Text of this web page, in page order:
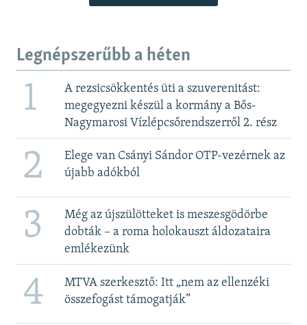
Legnépszerűbb a héten
1
A rezsicsökkentés üti a szuverenitást:
megegyezni készül a kormány a Bős-
Nagymarosi Vízlépcsőrendszerről 2. rész
2
Elege van Csányi Sándor OTP-vezérnek az
újabb adókból
3
Még az újszülötteket is meszesgödörbe
dobták – a roma holokauszt áldozataira
emlékezünk
4
MTVA szerkesztő: Itt „nem az ellenzéki
összefogást támogatják”